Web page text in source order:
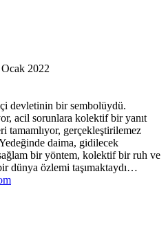
2022
devletinin bir sembolüydü.
acil sorunlara kolektif bir yanıt
tamamlıyor, gerçekleştirilemez
daima, gidilecek
bir yöntem, kolektif bir ruh ve
bir dünya özlemi taşımaktaydı…